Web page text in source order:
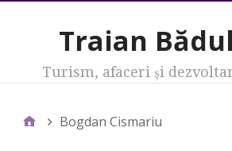
Traian
Turism, afaceri şi
Bogdan Cismariu